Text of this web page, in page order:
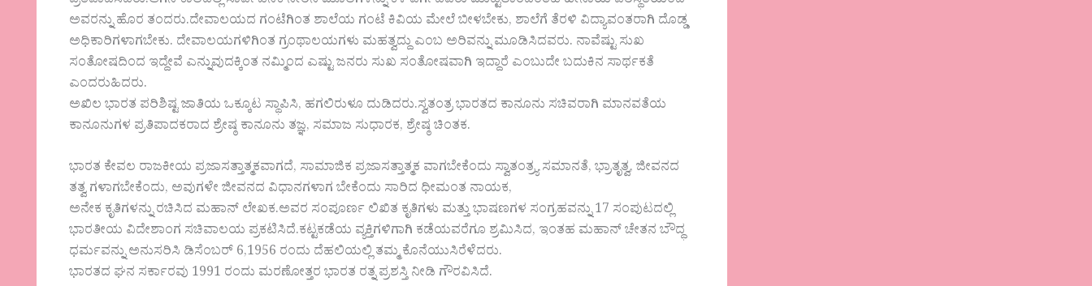
ಅವರನ್ನು ಹೊರ ತಂದರು.ದೇವಾಲಯದ ಗಂಟೆಗಿಂತ ಶಾಲೆಯ ಗಂಟೆ ಕಿವಿಯ ಮೇಲೆ ಬೀಳಬೇಕು, ಶಾಲೆಗೆ ತೆರಳಿ ವಿದ್ಯಾವಂತರಾಗಿ ದೊಡ್ಡ
ಅಧಿಕಾರಿಗಳಾಗಬೇಕು. ದೇವಾಲಯಗಳಿಗಿಂತ ಗ್ರಂಥಾಲಯಗಳು ಮಹತ್ವದ್ದು ಎಂಬ ಅರಿವನ್ನು ಮೂಡಿಸಿದವರು. ನಾವೆಷ್ಟು ಸುಖ
ಸಂತೋಷದಿಂದ ಇದ್ದೇವೆ ಎನ್ನುವುದಕ್ಕಿಂತ ನಮ್ಮಿಂದ ಎಷ್ಟು ಜನರು ಸುಖ ಸಂತೋಷವಾಗಿ ಇದ್ದಾರೆ ಎಂಬುದೇ ಬದುಕಿನ ಸಾರ್ಥಕತೆ
ಎಂದರುಹಿದರು.
ಅಖಿಲ ಭಾರತ ಪರಿಶಿಷ್ಟ ಜಾತಿಯ ಒಕ್ಕೂಟ ಸ್ಥಾಪಿಸಿ, ಹಗಲಿರುಳೂ ದುಡಿದರು.ಸ್ವತಂತ್ರ ಭಾರತದ ಕಾನೂನು ಸಚಿವರಾಗಿ ಮಾನವತೆಯ
ಕಾನೂನುಗಳ ಪ್ರತಿಪಾದಕರಾದ ಶ್ರೇಷ್ಠ ಕಾನೂನು ತಜ್ಞ, ಸಮಾಜ ಸುಧಾರಕ, ಶ್ರೇಷ್ಠ ಚಿಂತಕ.
ಭಾರತ ಕೇವಲ ರಾಜಕೀಯ ಪ್ರಜಾಸತ್ತಾತ್ಮಕವಾಗದೆ, ಸಾಮಾಜಿಕ ಪ್ರಜಾಸತ್ತಾತ್ಮಕ ವಾಗಬೇಕೆಂದು ಸ್ವಾತಂತ್ರ್ಯ ಸಮಾನತೆ, ಭ್ರಾತೃತ್ವ, ಜೀವನದ
ತತ್ವ ಗಳಾಗಬೇಕೆಂದು, ಅವುಗಳೇ ಜೀವನದ ವಿಧಾನಗಳಾಗ ಬೇಕೆಂದು ಸಾರಿದ ಧೀಮಂತ ನಾಯಕ,
ಅನೇಕ ಕೃತಿಗಳನ್ನು ರಚಿಸಿದ ಮಹಾನ್ ಲೇಖಕ.ಅವರ ಸಂಪೂರ್ಣ ಲಿಖಿತ ಕೃತಿಗಳು ಮತ್ತು ಭಾಷಣಗಳ ಸಂಗ್ರಹವನ್ನು 17 ಸಂಪುಟದಲ್ಲಿ
ಭಾರತೀಯ ವಿದೇಶಾಂಗ ಸಚಿವಾಲಯ ಪ್ರಕಟಿಸಿದೆ.ಕಟ್ಟಕಡೆಯ ವ್ಯಕ್ತಿಗಳಿಗಾಗಿ ಕಡೆಯವರೆಗೂ ಶ್ರಮಿಸಿದ, ಇಂತಹ ಮಹಾನ್ ಚೇತನ ಬೌದ್ಧ
ಧರ್ಮವನ್ನು ಅನುಸರಿಸಿ ಡಿಸೆಂಬರ್ 6,1956 ರಂದು ದೆಹಲಿಯಲ್ಲಿ ತಮ್ಮ ಕೊನೆಯುಸಿರೆಳೆದರು.
ಭಾರತದ ಘನ ಸರ್ಕಾರವು 1991 ರಂದು ಮರಣೋತ್ತರ ಭಾರತ ರತ್ನ ಪ್ರಶಸ್ತಿ ನೀಡಿ ಗೌರವಿಸಿದೆ.